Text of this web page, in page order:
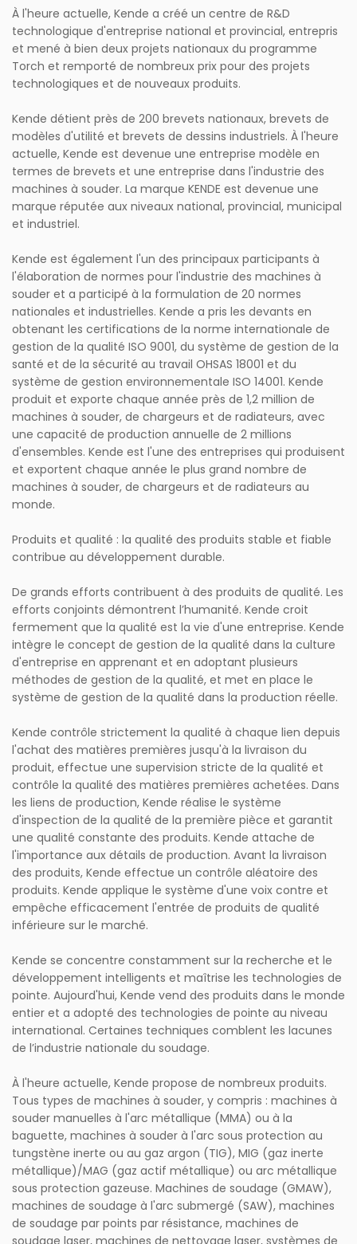
À l'heure actuelle, Kende a créé un centre de R&D
technologique d'entreprise national et provincial, entrepris
et mené à bien deux projets nationaux du programme
Torch et remporté de nombreux prix pour des projets
technologiques et de nouveaux produits.
Kende détient près de 200 brevets nationaux, brevets de
modèles d'utilité et brevets de dessins industriels. À l'heure
actuelle, Kende est devenue une entreprise modèle en
termes de brevets et une entreprise dans l'industrie des
machines à souder. La marque KENDE est devenue une
marque réputée aux niveaux national, provincial, municipal
et industriel.
Kende est également l'un des principaux participants à
l'élaboration de normes pour l'industrie des machines à
souder et a participé à la formulation de 20 normes
nationales et industrielles. Kende a pris les devants en
obtenant les certifications de la norme internationale de
gestion de la qualité ISO 9001, du système de gestion de la
santé et de la sécurité au travail OHSAS 18001 et du
système de gestion environnementale ISO 14001. Kende
produit et exporte chaque année près de 1,2 million de
machines à souder, de chargeurs et de radiateurs, avec
une capacité de production annuelle de 2 millions
d'ensembles. Kende est l'une des entreprises qui produisent
et exportent chaque année le plus grand nombre de
machines à souder, de chargeurs et de radiateurs au
monde.
Produits et qualité : la qualité des produits stable et fiable
contribue au développement durable.
De grands efforts contribuent à des produits de qualité. Les
efforts conjoints démontrent l’humanité. Kende croit
fermement que la qualité est la vie d'une entreprise. Kende
intègre le concept de gestion de la qualité dans la culture
d'entreprise en apprenant et en adoptant plusieurs
méthodes de gestion de la qualité, et met en place le
système de gestion de la qualité dans la production réelle.
Kende contrôle strictement la qualité à chaque lien depuis
l'achat des matières premières jusqu'à la livraison du
produit, effectue une supervision stricte de la qualité et
contrôle la qualité des matières premières achetées. Dans
les liens de production, Kende réalise le système
d'inspection de la qualité de la première pièce et garantit
une qualité constante des produits. Kende attache de
l'importance aux détails de production. Avant la livraison
des produits, Kende effectue un contrôle aléatoire des
produits. Kende applique le système d'une voix contre et
empêche efficacement l'entrée de produits de qualité
inférieure sur le marché.
Kende se concentre constamment sur la recherche et le
développement intelligents et maîtrise les technologies de
pointe. Aujourd'hui, Kende vend des produits dans le monde
entier et a adopté des technologies de pointe au niveau
international. Certaines techniques comblent les lacunes
de l’industrie nationale du soudage.
À l'heure actuelle, Kende propose de nombreux produits.
Tous types de machines à souder, y compris : machines à
souder manuelles à l'arc métallique (MMA) ou à la
baguette, machines à souder à l'arc sous protection au
tungstène inerte ou au gaz argon (TIG), MIG (gaz inerte
métallique)/MAG (gaz actif métallique) ou arc métallique
sous protection gazeuse. Machines de soudage (GMAW),
machines de soudage à l'arc submergé (SAW), machines
de soudage par points par résistance, machines de
soudage laser, machines de nettoyage laser, systèmes de